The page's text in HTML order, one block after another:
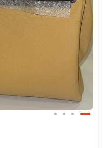
Slide 1 of 4